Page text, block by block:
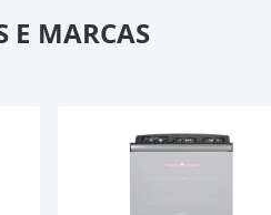
E MARCAS